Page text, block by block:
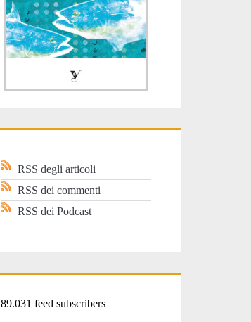
RSS degli articoli
RSS dei commenti
RSS dei Podcast
89.031 feed subscribers